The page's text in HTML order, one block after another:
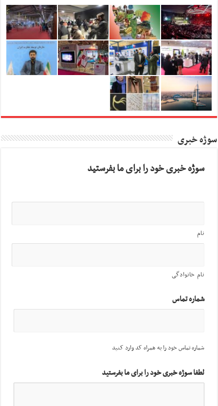
سوژه خبری
سوژه خبری خود را برای ما بفرستید
نام
نام خانوادگی
شماره تماس
شماره تماس خود را به همراه کد وارد کنید
لطفا سوژه خبری خود را برای ما بفرستید